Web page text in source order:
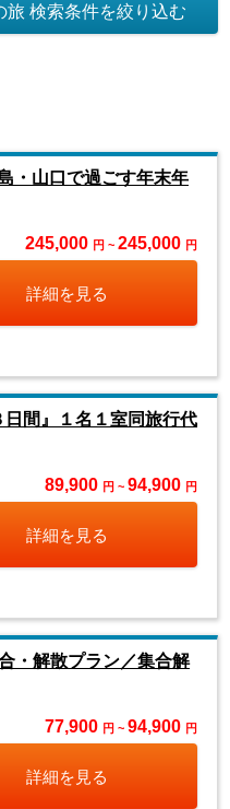
旅 検索条件を絞り込む
・山口で過ごす年末年
245,000 円 ~ 245,000 円
詳細を見る
日間』１名１室同旅行代
89,900 円 ~ 94,900 円
詳細を見る
・解散プラン／集合解
77,900 円 ~ 94,900 円
詳細を見る